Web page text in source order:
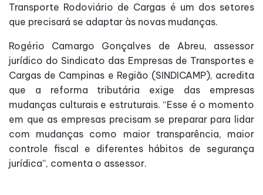
Transporte Rodoviário de Cargas é um dos setores
que precisará se adaptar às novas mudanças.
Rogério Camargo Gonçalves de Abreu, assessor
jurídico do Sindicato das Empresas de Transportes e
Cargas de Campinas e Região (SINDICAMP), acredita
que a reforma tributária exige das empresas
mudanças culturais e estruturais. “Esse é o momento
em que as empresas precisam se preparar para lidar
com mudanças como maior transparência, maior
controle fiscal e diferentes hábitos de segurança
jurídica”, comenta o assessor.